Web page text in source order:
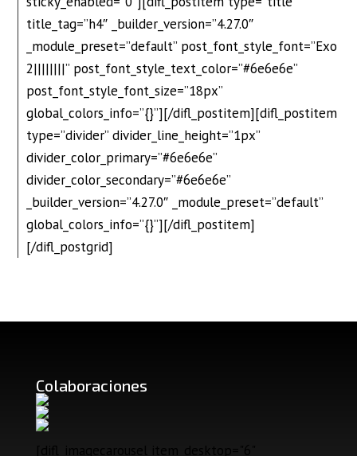
title_tag=”h4″ _builder_version=”4.27.0″
_module_preset=”default” post_font_style_font=”Exo
2||||||||” post_font_style_text_color=”#6e6e6e”
post_font_style_font_size=”18px”
global_colors_info=”{}”][/difl_postitem][difl_postitem
type=”divider” divider_line_height=”1px”
divider_color_primary=”#6e6e6e”
divider_color_secondary=”#6e6e6e”
_builder_version=”4.27.0″ _module_preset=”default”
global_colors_info=”{}”][/difl_postitem]
[/difl_postgrid]
Colaboraciones